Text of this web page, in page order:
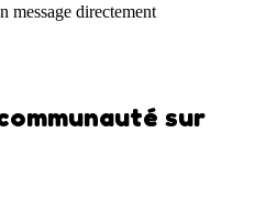
message directement
sur